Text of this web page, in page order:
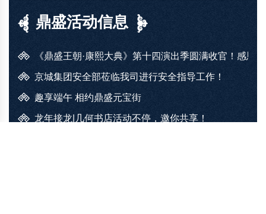
鼎盛活动信息
《鼎盛王朝·康熙大典》第十四演出季圆满收官！感恩
京城集团安全部莅临我司进行安全指导工作！
趣享端午 相约鼎盛元宝街
龙年接龙|几何书店活动不停，邀你共享！